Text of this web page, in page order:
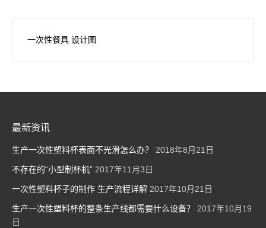
一次性餐具 设计图
最新资讯
生产一次性塑料杯表面不光滑怎么办？ 2018年8月21日
不存在的“小型制杯机” 2017年11月3日
一次性塑料杯子的制作 生产流程详解 2017年10月21日
生产一次性塑料杯的整条生产线都需要什么设备？
2017年10月19
日